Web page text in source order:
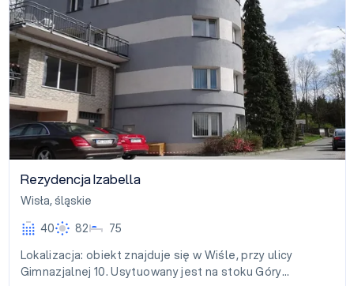
Rezydencja Izabella
Wisła, śląskie
40
82
75
Lokalizacja: obiekt znajduje się w Wiśle, przy ulicy
Gimnazjalnej 10. Usytuowany jest na stoku Góry…